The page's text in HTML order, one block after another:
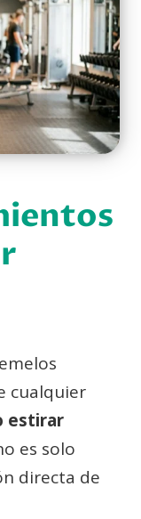
cualquier
estirar
es solo
directa de